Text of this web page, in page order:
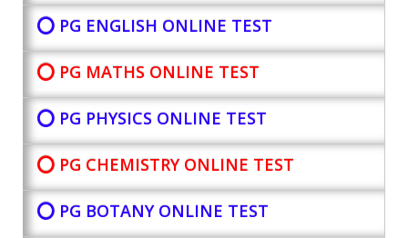
⭕ PG ENGLISH ONLINE TEST
⭕ PG MATHS ONLINE TEST
⭕ PG PHYSICS ONLINE TEST
⭕ PG CHEMISTRY ONLINE TEST
⭕ PG BOTANYONLINE TEST